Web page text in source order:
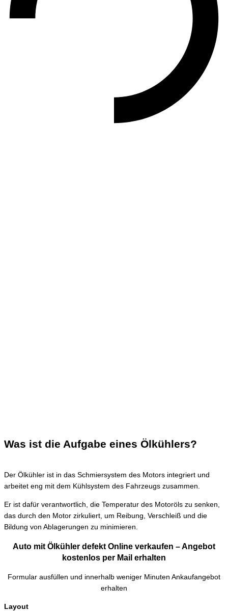
Was ist die Aufgabe eines Ölkühlers?
Der Ölkühler ist in das Schmiersystem des Motors integriert und
arbeitet eng mit dem Kühlsystem des Fahrzeugs zusammen.
Er ist dafür verantwortlich, die Temperatur des Motoröls zu senken,
das durch den Motor zirkuliert, um Reibung, Verschleiß und die
Bildung von Ablagerungen zu minimieren.
Auto mit Ölkühler defekt Online verkaufen – Angebot
kostenlos per Mail erhalten
Formular ausfüllen und innerhalb weniger Minuten Ankaufangebot
erhalten
Layout